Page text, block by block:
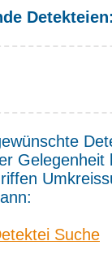
Suche